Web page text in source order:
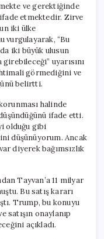
ve gerektiğinde
etmektedir. Zirve
iki ülke
vurgulayarak, “Bu
iki büyük ulusun
uyarısını
görmediğini ve
belirtti.
halinde
ifade etti.
olduğu gibi
düşünüyorum. Ancak
diyerek bağımsızlık
Tayvan’a 11 milyar
Bu satış kararı
Trump, bu konuyu
satışın onaylanıp
açıkladı.